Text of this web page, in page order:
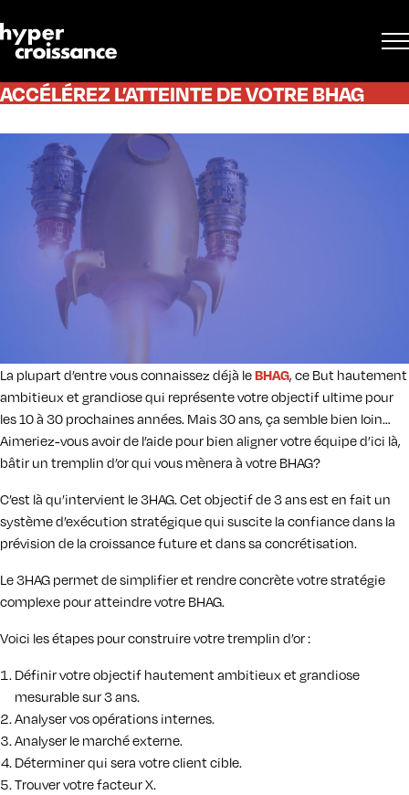
ACCÉLÉREZ L’ATTEINTE DE VOTRE BHAG
La plupart d’entre vous connaissez déjà leBHAG, ce But hautement
ambitieux et grandiose qui représente votre objectif ultime pour
les 10 à 30 prochaines années. Mais 30 ans, ça semble bien loin…
Aimeriez-vous avoir de l’aide pour bien aligner votre équipe d’ici là,
bâtir un tremplin d’or qui vous mènera à votre BHAG?
C’est là qu’intervient le 3HAG. Cet objectif de 3 ans est en fait un
système d’exécution stratégique qui suscite la confiance dans la
prévision de la croissance future et dans sa concrétisation.
Le 3HAG permet de simplifier et rendre concrète votre stratégie
complexe pour atteindre votre BHAG.
Voici les étapes pour construire votre tremplin d’or :
Définir votre objectif hautement ambitieux et grandiose
mesurable sur 3 ans.
Analyser vos opérations internes.
Analyser le marché externe.
Déterminer qui sera votre client cible.
Trouver votre facteur X.